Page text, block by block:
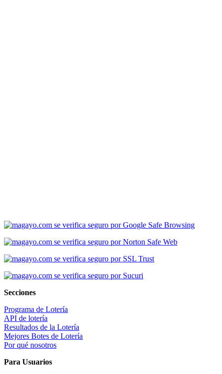
Secciones
Programa de Lotería
API de lotería
Resultados de la Lotería
Mejores Botes de Lotería
Por qué nosotros
Para Usuarios